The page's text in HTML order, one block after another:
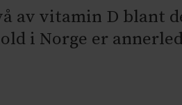
av vitamin D blant
i Norge er